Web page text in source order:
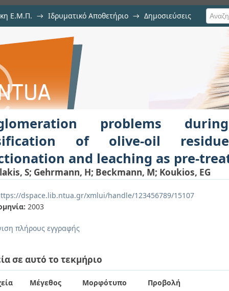
Ε.Μ.Π. → Ιδρυματικό Αποθετήριο → Δημοσιεύσεις
during fluidized bed
fractionation and leaching as
problems
of olive-oil
and leaching as pre-
S; Gehrmann, H; Beckmann, M; Koukios, EG
dspace.lib.ntua.gr/xmlui/handle/123456789/15107
2003
πλήρους εγγραφής
σε αυτό το τεκμήριο
Μέγεθος Μορφότυπο
Προβολή